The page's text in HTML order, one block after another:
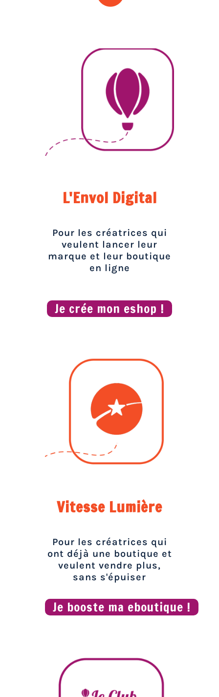
L'Envol Digital
Pour les créatrices qui
veulent lancer leur
marque et leur boutique
en ligne
Je crée mon eshop !
Vitesse Lumière
Pour les créatrices qui
ont déjà une boutique et
veulent vendre plus,
sans s'épuiser
Je booste ma eboutique !